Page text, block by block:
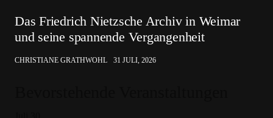
Das Friedrich Nietzsche Archiv in Weimar
und seine spannende Vergangenheit
CHRISTIANE GRATHWOHL 31 JULI, 2026